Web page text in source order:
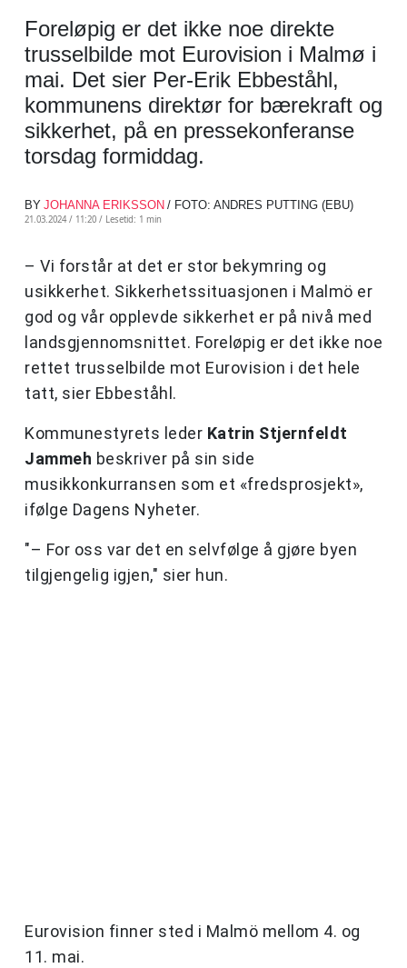
Foreløpig er det ikke noe direkte
trusselbilde mot Eurovision i Malmø i
mai. Det sier Per-Erik Ebbeståhl,
kommunens direktør for bærekraft og
sikkerhet, på en pressekonferanse
torsdag formiddag.
BY JOHANNA ERIKSSON / FOTO: ANDRES PUTTING (EBU)
21.03.2024 / 11:20 / Lesetid: 1 min
– Vi forstår at det er stor bekymring og
usikkerhet. Sikkerhetssituasjonen i Malmö er
god og vår opplevde sikkerhet er på nivå med
landsgjennomsnittet. Foreløpig er det ikke noe
rettet trusselbilde mot Eurovision i det hele
tatt, sier Ebbeståhl.
Kommunestyrets leder Katrin Stjernfeldt
Jammeh beskriver på sin side
musikkonkurransen som et «fredsprosjekt»,
ifølge Dagens Nyheter.
"– For oss var det en selvfølge å gjøre byen
tilgjengelig igjen," sier hun.
Eurovision finner sted i Malmö mellom 4. og
11. mai.